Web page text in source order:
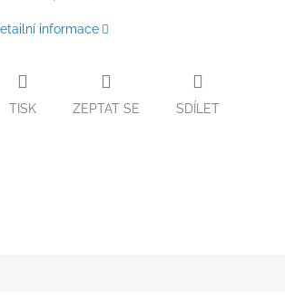
informace
TISK ZEPTAT SE SDÍLET